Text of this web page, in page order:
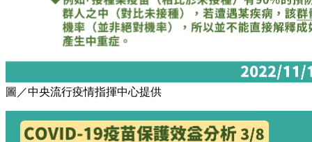
圖／中央流行疫情指揮中心提供